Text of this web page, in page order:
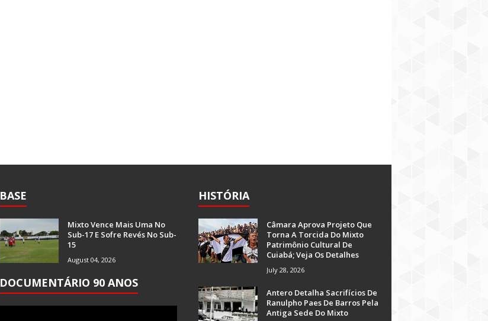
BASE
Mixto Vence Mais Uma No
Sub-17 E Sofre Revés No Sub-
15
August 04, 2026
DOCUMENTÁRIO 90 ANOS
HISTÓRIA
Câmara Aprova Projeto Que
Torna A Torcida Do Mixto
Patrimônio Cultural De
Cuiabá; Veja Os Detalhes
July 28, 2026
Antero Detalha Sacrifícios De
Ranulpho Paes De Barros Pela
Antiga Sede Do Mixto